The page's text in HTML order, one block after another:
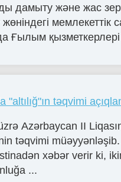
дамыту және жас
мемлекеттік
Ғылым қызметкерлері
"altılığ"ın təqvimi
Azərbaycan II
təqvimi
xəbər verir ki,
...